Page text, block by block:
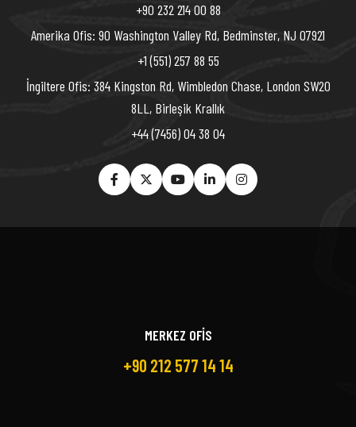
+90 232 214 00 88
Amerika Ofis: 90 Washington Valley Rd, Bedminster, NJ 07921
+1 (551) 257 88 55
İngiltere Ofis: 384 Kingston Rd, Wimbledon Chase, London SW20
8LL, Birleşik Krallık
+44 (7456) 04 38 04
MERKEZ OFİS
+90 212 577 14 14